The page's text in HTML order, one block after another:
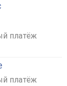
платёж
платёж